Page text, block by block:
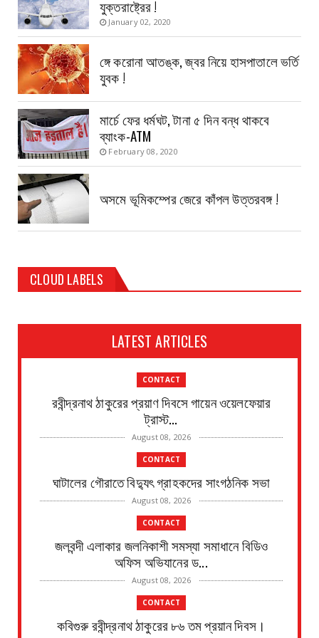
যুক্তরাষ্ট্রের !
January 02, 2020
ঙ্গে করোনা আতঙ্ক, জ্বর নিয়ে হাসপাতালে ভর্তি
যুবক !
মার্চে ফের ধর্মঘট, টানা ৫ দিন বন্ধ থাকবে
ব্যাংক-ATM
February 08, 2020
অসমে ভূমিকম্পের জেরে কাঁপল উত্তরবঙ্গ !
CLOUD LABELS
LATEST ARTICLES
CONTACT
রবীন্দ্রনাথ ঠাকুরের প্রয়াণ দিবসে গায়েন ওয়েলফেয়ার
ট্রাস্ট...
August 08, 2026
CONTACT
ঘাটালের গৌরাতে বিদ্যুৎ গ্রাহকদের সাংগঠনিক সভা
August 08, 2026
CONTACT
জলবন্দী এলাকার জলনিকাশী সমস্যা সমাধানে বিডিও
অফিস অভিযানের ড...
August 08, 2026
CONTACT
কবিগুরু রবীন্দ্রনাথ ঠাকুরের ৮৬ তম প্রয়ান দিবস।